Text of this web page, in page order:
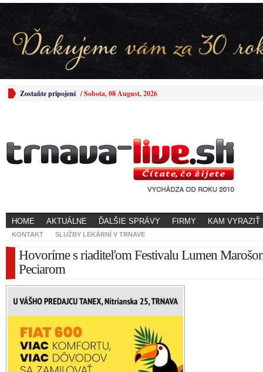
Zostaňte pripojení /Sobota, 08 August, 2026
HOME AKTUÁLNE ĎALŠIE SPRÁVY FIRMY KAM VYRAZIŤ
KONTAKT SLUŽBY LEKÁRNÍ V TRNAVE
Hovoríme s riaditeľom Festivalu Lumen
Peciarom